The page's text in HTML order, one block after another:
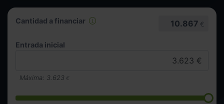
Cantidad a financiar 10.867 €
Entrada inicial
Máxima: 3.623 €